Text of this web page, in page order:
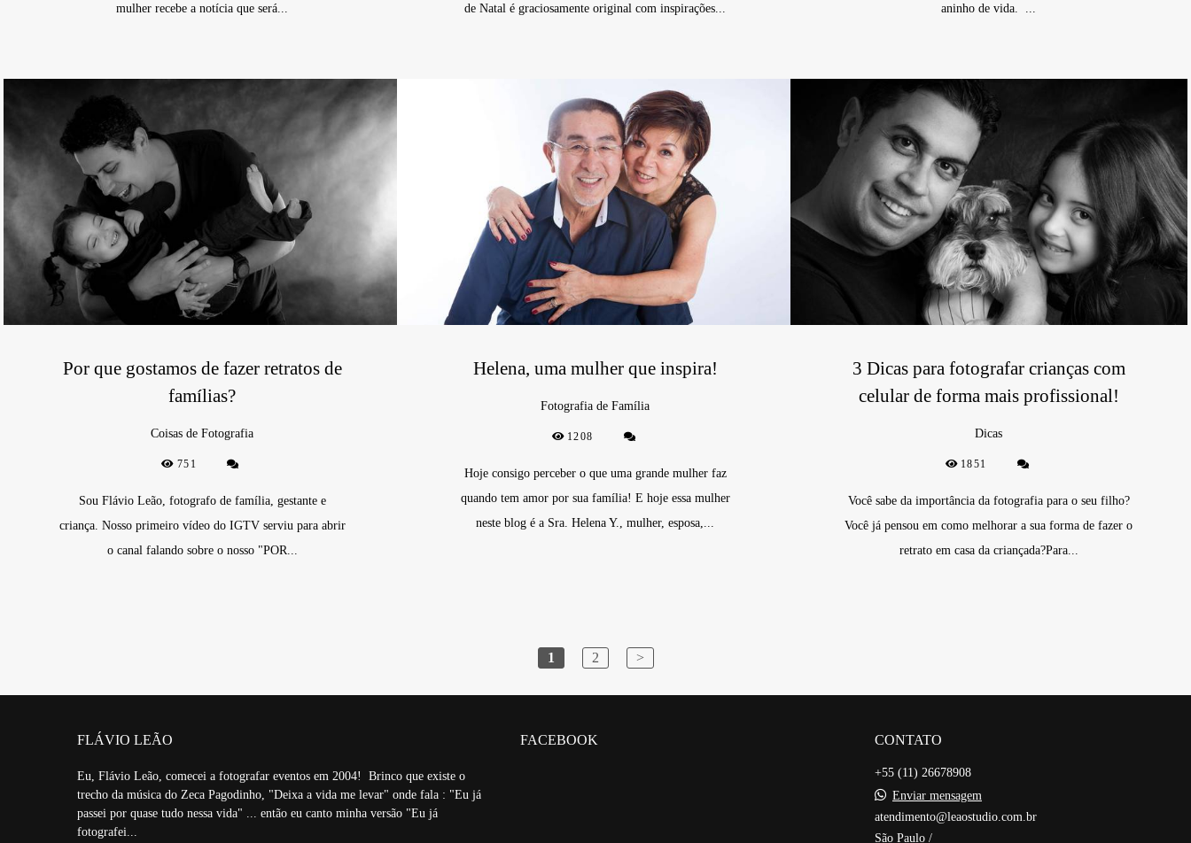
mulher recebe a notícia que será...
de Natal é graciosamente original com inspirações...
aninho de vida. ...
Por que gostamos de fazer retratos de
famílias?
Coisas de Fotografia
751
Sou Flávio Leão, fotografo de família, gestante e
criança. Nosso primeiro vídeo do IGTV serviu para abrir
o canal falando sobre o nosso "POR...
Helena, uma mulher que inspira!
Fotografia de Família
1208
Hoje consigo perceber o que uma grande mulher faz
quando tem amor por sua família! E hoje essa mulher
neste blog é a Sra. Helena Y., mulher, esposa,...
3 Dicas para fotografar crianças com
celular de forma mais profissional!
Dicas
1851
Você sabe da importância da fotografia para o seu filho?
Você já pensou em como melhorar a sua forma de fazer o
retrato em casa da criançada?Para...
1 2 >
FLÁVIO LEÃO
Eu, Flávio Leão, comecei a fotografar eventos em 2004! Brinco que existe o
trecho da música do Zeca Pagodinho, "Deixa a vida me levar" onde fala : "Eu já
passei por quase tudo nessa vida" ... então eu canto minha versão "Eu já
fotografei...
FACEBOOK CONTATO
+55 (11) 26678908
Enviar mensagem
atendimento@leaostudio.com.br
São Paulo /